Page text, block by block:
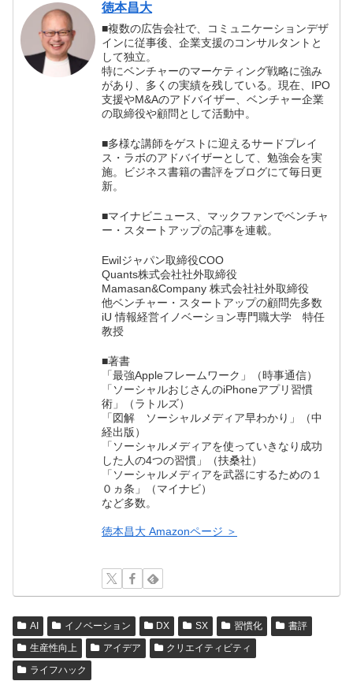
徳本昌大
■複数の広告会社で、コミュニケーションデザ
インに従事後、企業支援のコンサルタントと
して独立。
特にベンチャーのマーケティング戦略に強み
があり、多くの実績を残している。現在、IPO
支援やM&Aのアドバイザー、ベンチャー企業
の取締役や顧問として活動中。
■多様な講師をゲストに迎えるサードプレイ
ス・ラボのアドバイザーとして、勉強会を実
施。ビジネス書籍の書評をブログにて毎日更
新。
■マイナビニュース、マックファンでベンチャ
ー・スタートアップの記事を連載。
Ewilジャパン取締役COO
Quants株式会社社外取締役
Mamasan&Company 株式会社社外取締役
他ベンチャー・スタートアップの顧問先多数
iU 情報経営イノベーション専門職大学 特任
教授
■著書
「最強Appleフレームワーク」（時事通信）
「ソーシャルおじさんのiPhoneアプリ習慣
術」（ラトルズ）
「図解 ソーシャルメディア早わかり」（中
経出版）
「ソーシャルメディアを使っていきなり成功
した人の4つの習慣」（扶桑社）
「ソーシャルメディアを武器にするための１
０ヵ条」（マイナビ）
など多数。
徳本昌大 Amazonページ ＞
AI イノベーション DX SX 習慣化
書評
生産性向上
アイデア
クリエイティビティ
ライフハック